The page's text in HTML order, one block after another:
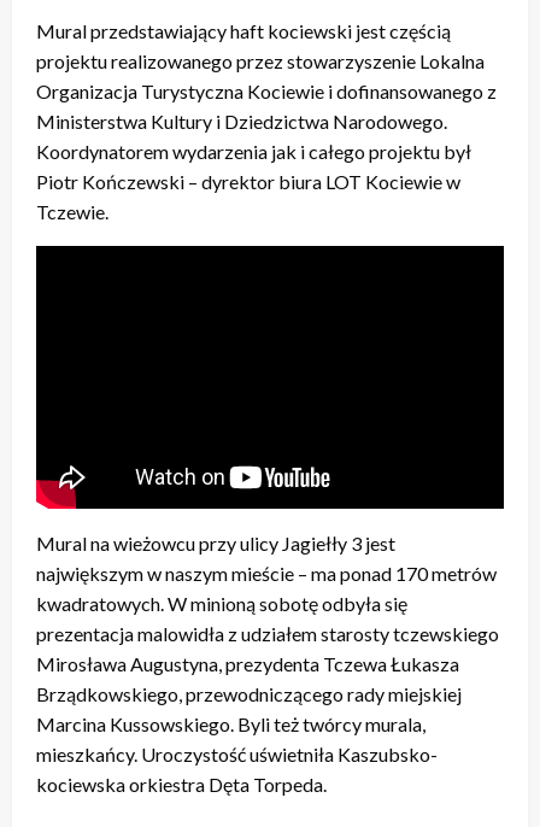
Mural przedstawiający haft kociewski jest częścią
projektu realizowanego przez stowarzyszenie Lokalna
Organizacja Turystyczna Kociewie i dofinansowanego z
Ministerstwa Kultury i Dziedzictwa Narodowego.
Koordynatorem wydarzenia jak i całego projektu był
Piotr Kończewski – dyrektor biura LOT Kociewie w
Tczewie.
Mural na wieżowcu przy ulicy Jagiełły 3 jest
największym w naszym mieście – ma ponad 170 metrów
kwadratowych. W minioną sobotę odbyła się
prezentacja malowidła z udziałem starosty tczewskiego
Mirosława Augustyna, prezydenta Tczewa Łukasza
Brządkowskiego, przewodniczącego rady miejskiej
Marcina Kussowskiego. Byli też twórcy murala,
mieszkańcy. Uroczystość uświetniła Kaszubsko-
kociewska orkiestra Dęta Torpeda.